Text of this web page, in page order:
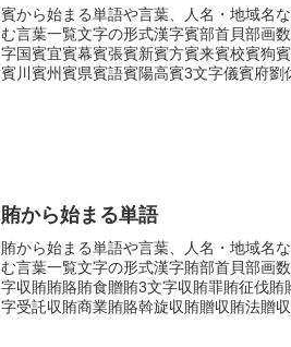
賓から始まる単語や言葉、人名・地域名
む言葉一覧文字の形式漢字賓部首貝部画
字国賓宜賓幕賓張賓新賓方賓来賓校賓狗
賓川賓州賓県賓語賓陽高賓3文字儀賓府劉
賄から始まる単語
賄から始まる単語や言葉、人名・地域名
む言葉一覧文字の形式漢字賄部首貝部画
字収賄賄賂賄食贈賄3文字収賄罪賄征伐
字受託収賄商業賄賂斡旋収賄贈収賄法贈